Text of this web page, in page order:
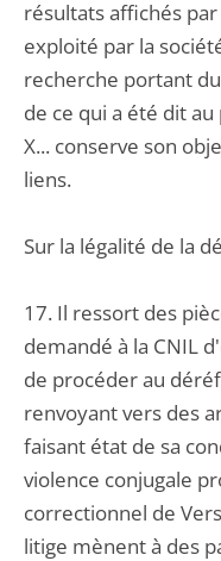
résultats affichés
exploité par la
recherche portant
de ce qui a été dit
X... conserve son
liens.
Sur la légalité de la
17. Il ressort des
demandé à la CNIL
de procéder au
renvoyant vers des
faisant état de sa
violence conjugale
correctionnel de
litige mènent à des